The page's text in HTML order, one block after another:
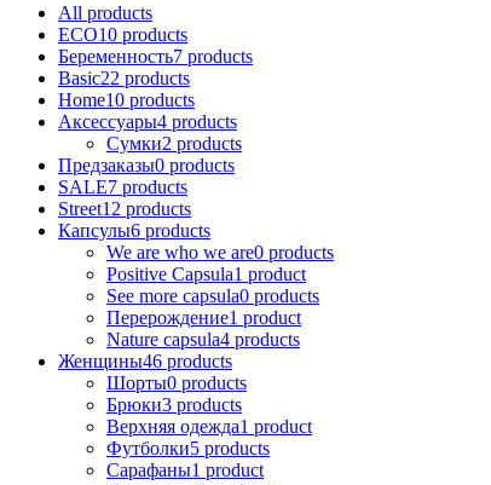
All products
ECO10 products
Беременность7 products
Basic22 products
Home10 products
Аксессуары4 products
Сумки2 products
Предзаказы0 products
SALE7 products
Street12 products
Капсулы6 products
We are who we are0 products
Positive Capsula1 product
See more capsula0 products
Перерождение1 product
Nature capsula4 products
Женщины46 products
Шорты0 products
Брюки3 products
Верхняя одежда1 product
Футболки5 products
Сарафаны1 product